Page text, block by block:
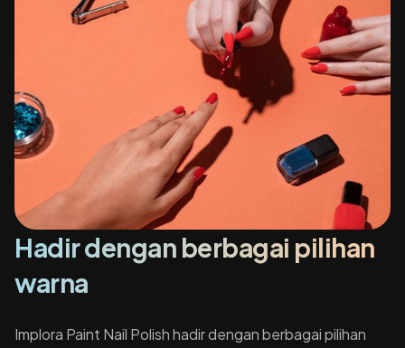
Hadir dengan berbagai pilihan
warna
Implora Paint Nail Polish hadir dengan berbagai pilihan